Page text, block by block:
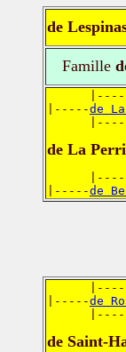
de
Famille
|-----de
de La
|-----de
|-----de
de Saint-